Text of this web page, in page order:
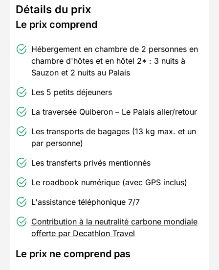
Détails du prix
Le prix comprend
Hébergement en chambre de 2 personnes en
chambre d'hôtes et en hôtel 2* : 3 nuits à
Sauzon et 2 nuits au Palais
Les 5 petits déjeuners
La traversée Quiberon – Le Palais aller/retour
Les transports de bagages (13 kg max. et un
par personne)
Les transferts privés mentionnés
Le roadbook numérique (avec GPS inclus)
L'assistance téléphonique 7/7
Contribution à la neutralité carbone mondiale
offerte par Decathlon Travel
Le prix ne comprend pas